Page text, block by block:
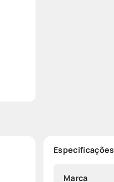
Especificações
Marca